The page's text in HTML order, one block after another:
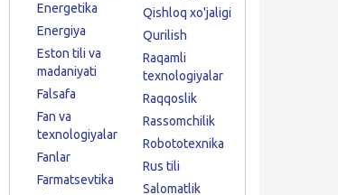
Energetika
Energiya
Eston tili va
madaniyati
Falsafa
Fan va
texnologiyalar
Fanlar
Farmatsevtika
Qishloq xo'jaligi
Qurilish
Raqamli
texnologiyalar
Raqqoslik
Rassomchilik
Robototexnika
Rus tili
Salomatlik